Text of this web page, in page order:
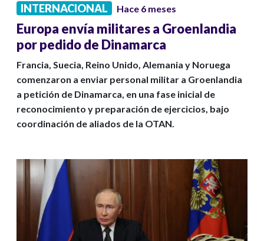
INTERNACIONAL Hace 6 meses
Europa envía militares a Groenlandia
por pedido de Dinamarca
Francia, Suecia, Reino Unido, Alemania y Noruega
comenzaron a enviar personal militar a Groenlandia
a petición de Dinamarca, en una fase inicial de
reconocimiento y preparación de ejercicios, bajo
coordinación de aliados de la OTAN.